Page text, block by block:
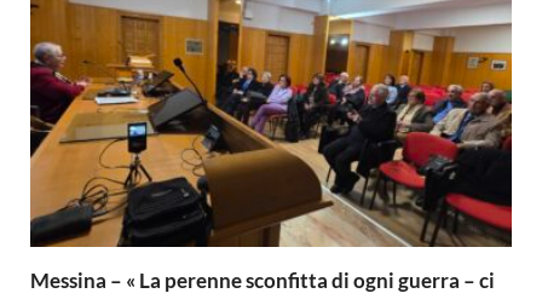
Messina – « La perenne sconfitta di ogni guerra – ci